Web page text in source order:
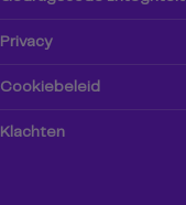
Privacy
Cookiebeleid
Klachten